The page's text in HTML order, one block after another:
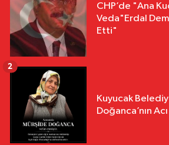
CHP’de "Ana
Veda"Erdal
Etti"
Kuyucak
Doğanca’nın
2